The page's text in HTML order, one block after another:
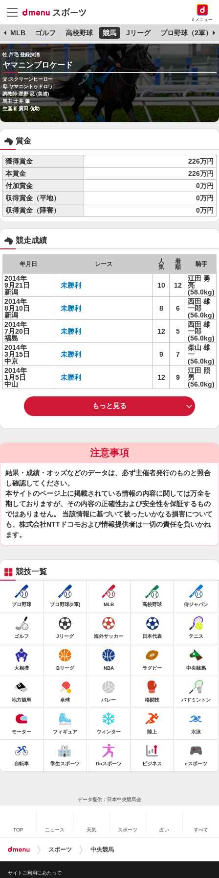
dメニュー
MLB ゴルフ 高校野球 競馬 Jリーグ プロ野球（2軍）
牡 芦毛 登録抹消
ヤマニンブロケード
父:スクリーンヒーロー
母:ヤマニントゥドロワ
調教師:星野 忍 (美浦)
馬主:土井 肇
生産者:廣田 伉助
賞金
獲得賞金
226万円
本賞金
226万円
付加賞金
0万円
収得賞金（平地）
0万円
収得賞金（障害）
0万円
競走成績
年月日 レース
人
気
着
順
騎手
2014年
9月21日
新潟
未勝利 10 12
江田 勇
亮
(58.0kg)
2014年
8月10日
新潟
未勝利 8 6
西田 雄
一郎
(56.0kg)
2014年
7月20日
福島
未勝利 12 5
西田 雄
一郎
(56.0kg)
2014年
3月15日
中京
未勝利 9 7
柴山 雄
一
(56.0kg)
2014年
1月5日
中山
未勝利 12 9
江田 照
男
(56.0kg)
もっと見る
注意事項
結果・成績・オッズなどのデータは、必ず主催者発行のものと照合
し確認してください。
本サイトのページ上に掲載されている情報の内容に関しては万全を
期しておりますが、その内容の正確性および安全性を保証するもの
ではありません。 当該情報に基づいて被ったいかなる損害について
も、株式会社NTTドコモおよび情報提供者は一切の責任を負いかね
ます。
競技一覧
プロ野球 プロ野球(2軍) MLB 高校野球 侍ジャパン
ゴルフ Jリーグ 海外サッカー 日本代表 テニス
大相撲 Bリーグ NBA ラグビー 中央競馬
地方競馬 卓球 バレー 格闘技 バドミントン
モーター フィギュア ウィンター 陸上 水泳
自転車 学生スポーツ Doスポーツ ビジネス eスポーツ
データ提供：日本中央競馬会
TOP ニュース 天気 スポーツ 占い すべて
スポーツ 中央競馬
サイトご利用にあたって